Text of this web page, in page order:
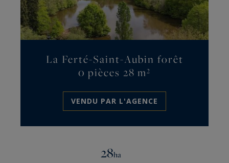
La Ferté-Saint-Aubin forêt
0 pièces 28 m²
VENDU PAR L'AGENCE
28ha